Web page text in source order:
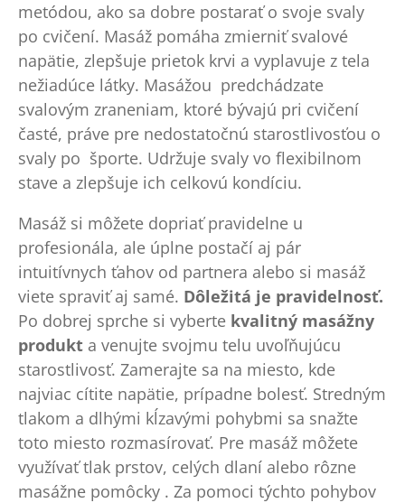
metódou, ako sa dobre postarať o svoje svaly
po cvičení. Masáž pomáha zmierniť svalové
napätie, zlepšuje prietok krvi a vyplavuje z tela
nežiadúce látky. Masážou predchádzate
svalovým zraneniam, ktoré bývajú pri cvičení
časté, práve pre nedostatočnú starostlivosťou o
svaly po športe. Udržuje svaly vo flexibilnom
stave a zlepšuje ich celkovú kondíciu.
Masáž si môžete dopriať pravidelne u
profesionála, ale úplne postačí aj pár
intuitívnych ťahov od partnera alebo si masáž
viete spraviť aj samé. Dôležitá je pravidelnosť.
Po dobrej sprche si vyberte kvalitný masážny
produkt a venujte svojmu telu uvoľňujúcu
starostlivosť. Zamerajte sa na miesto, kde
najviac cítite napätie, prípadne bolesť. Stredným
tlakom a dlhými kĺzavými pohybmi sa snažte
toto miesto rozmasírovať. Pre masáž môžete
využívať tlak prstov, celých dlaní alebo rôzne
masážne pomôcky . Za pomoci týchto pohybov